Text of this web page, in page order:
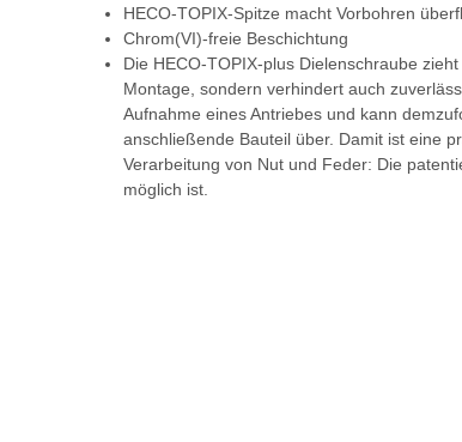
HECO-TOPIX-Spitze macht Vorbohren
Chrom(VI)-freie Beschichtung
Die HECO-TOPIX-plus Dielenschraube
Montage, sondern verhindert auch
Aufnahme eines Antriebes und kann
anschließende Bauteil über. Damit ist eine
Verarbeitung von Nut und Feder: Die
möglich ist.